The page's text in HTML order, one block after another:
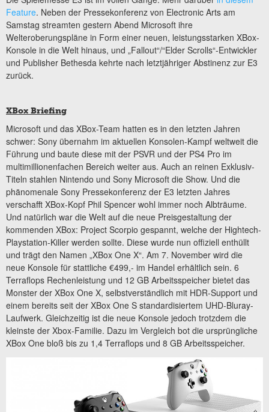
Feature. Neben der Pressekonferenz von Electronic Arts am
Samstag streamten gestern Abend Microsoft ihre
Welteroberungspläne in Form einer neuen, leistungsstarken XBox-
Konsole in die Welt hinaus, und „Fallout“/“Elder Scrolls“-Entwickler
und Publisher Bethesda kehrte nach letztjähriger Abstinenz zur E3
zurück.
XBox Briefing
Microsoft und das XBox-Team hatten es in den letzten Jahren
schwer: Sony übernahm im aktuellen Konsolen-Kampf weltweit die
Führung und baute diese mit der PSVR und der PS4 Pro im
multimillionenfachen Bereich weiter aus. Auch an reinen Exklusiv-
Titeln stahlen Nintendo und Sony Microsoft die Show. Und die
phänomenale Sony Pressekonferenz der E3 letzten Jahres
verschafft XBox-Kopf Phil Spencer wohl immer noch Albträume.
Und natürlich war die Welt auf die neue Preisgestaltung der
kommenden XBox: Project Scorpio gespannt, welche der Hightech-
Playstation-Killer werden sollte. Diese wurde nun offiziell enthüllt
und trägt den Namen „XBox One X“. Am 7. November wird die
neue Konsole für stattliche €499,- im Handel erhältlich sein. 6
Terraflops Rechenleistung und 12 GB Arbeitsspeicher bietet das
Monster der XBox One X, selbstverständlich mit HDR-Support und
einem bereits seit der XBox One S standardisiertem UHD-Bluray-
Laufwerk. Gleichzeitig ist die neue Konsole jedoch trotzdem die
kleinste der Xbox-Familie. Dazu im Vergleich bot die ursprüngliche
XBox One bloß bis zu 1,4 Terraflops und 8 GB Arbeitsspeicher.